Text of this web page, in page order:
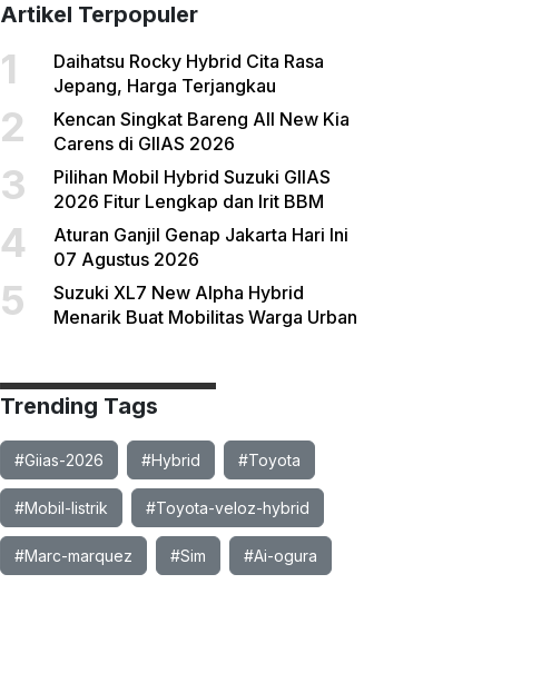
Artikel Terpopuler
1
Daihatsu Rocky Hybrid Cita Rasa
Jepang, Harga Terjangkau
2
Kencan Singkat Bareng All New Kia
Carens di GIIAS 2026
3
Pilihan Mobil Hybrid Suzuki GIIAS
2026 Fitur Lengkap dan Irit BBM
4
Aturan Ganjil Genap Jakarta Hari Ini
07 Agustus 2026
5
Suzuki XL7 New Alpha Hybrid
Menarik Buat Mobilitas Warga Urban
Trending Tags
#Giias-2026 #Hybrid #Toyota
#Mobil-listrik #Toyota-veloz-hybrid
#Marc-marquez #Sim #Ai-ogura